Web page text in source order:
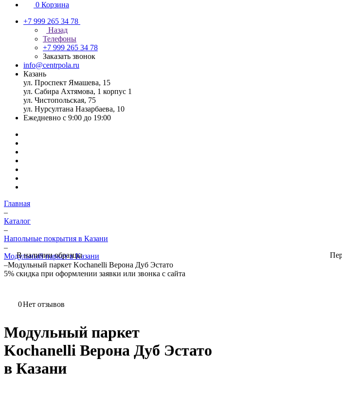
0 Корзина
+7 999 265 34 78
Назад
Телефоны
+7 999 265 34 78
Заказать звонок
info@centrpola.ru
Казань
ул. Проспект Ямашева, 15
ул. Сабира Ахтямова, 1 корпус 1
ул. Чистопольская, 75
ул. Нурсултана Назарбаева, 10
Ежедневно с 9:00 до 19:00
Главная
–
Каталог
–
Напольные покрытия в Казани
–
Модульный паркет в Казани
–Модульный паркет Kochanelli Верона Дуб Эстато
5% скидка при оформлении заявки или звонка с сайта
0Нет отзывов
Модульный паркет
Kochanelli Верона Дуб Эстато
в Казани
В наличии образцы